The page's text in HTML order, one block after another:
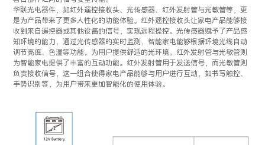
华联光电器件，如红外遥控接收头、光传感器、红外发射管与光敏管等，更
是为产品带来了更多人性化的功能体验。红外遥控接收头让家电产品能够接
收到来自遥控器或其他设备的信号，实现远程操控。光传感器赋予了产品感
知环境的能力，通过光传感器的实时监测，智能家电能够根据环境光线自动
调节亮度、色温等功能，为用户提供舒适的光环境。红外发射管与光敏管则
为智能家电提供了丰富的互动功能。红外发射管用于发送信号，而光敏管则
负责接收信号，这一组合使得家电产品能够与用户进行互动，如书写触控、
手势识别等，为用户带来更加智能化的使用体验。